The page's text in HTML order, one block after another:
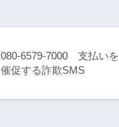
080-6579-7000 支払いを
催促する詐欺SMS